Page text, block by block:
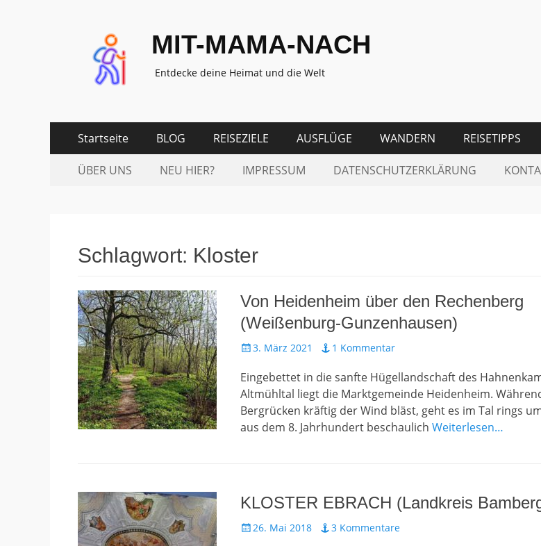
MIT-MAMA-NACH
Entdecke deine Heimat und die Welt
Erstes
Menü
Inhalt:
Startseite BLOG REISEZIELE AUSFLÜGE WANDERN REISETIPPS
Zweites
Zum
Inhalt:
ÜBER UNS NEU HIER? IMPRESSUM DATENSCHUTZERKLÄRUNG
Schlagwort: Kloster
Von Heidenheim über den Rechenberg
(Weißenburg-Gunzenhausen)
Gepostet
3. März 2021 1 Kommentar
Eingebettet in die sanfte Hügellandschaft des
Altmühltal liegt die Marktgemeinde Heidenheim.
Bergrücken kräftig der Wind bläst, geht es im Tal rings
aus dem 8. Jahrhundert beschaulich Weiterlesen…
KLOSTER EBRACH (Landkreis
Gepostet
26. Mai 2018 3 Kommentare